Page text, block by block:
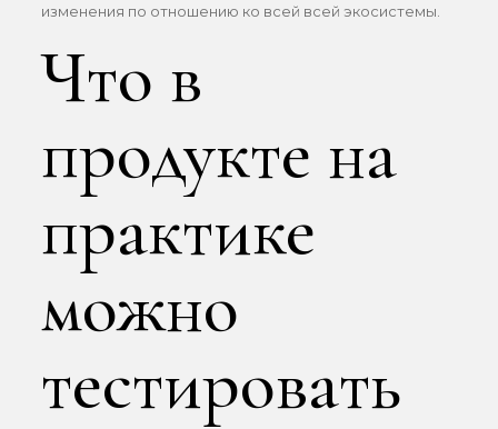
изменения по отношению ко всей всей экосистемы.
Что в
продукте на
практике
можно
тестировать